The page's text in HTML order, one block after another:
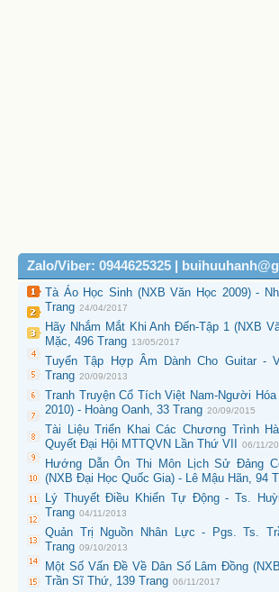
Zalo/Viber: 0944625325 |
Tà Áo Học Sinh (NXB Văn Học 2009) -
Trang 24/04/2017
Hãy Nhắm Mắt Khi Anh Đến-Tập 1 (NXB
Mặc, 496 Trang 13/05/2017
Tuyển Tập Hợp Âm Dành Cho Guitar -
Trang 20/09/2013
Tranh Truyện Cổ Tích Việt Nam-Người
2010) - Hoàng Oanh, 33 Trang 20/09/2015
Tài Liệu Triển Khai Các Chương Trình
Quyết Đại Hội MTTQVN Lần Thứ VII
06/11/
Hướng Dẫn Ôn Thi Môn Lịch Sử Đảng
(NXB Đại Học Quốc Gia) - Lê Mậu Hãn, 94
Lý Thuyết Điều Khiển Tự Động - Ts.
Trang 04/11/2013
Quản Trị Nguồn Nhân Lực - Pgs. Ts.
Trang 09/10/2013
Một Số Vấn Đề Về Dân Số Lâm Đồng
Trần Sĩ Thứ, 139 Trang 06/11/2017